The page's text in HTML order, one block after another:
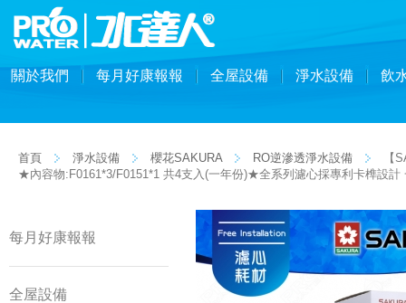
關於我們 每月好康報報 全屋設備 淨水設備 飲
首頁 淨水設備 櫻花SAKURA RO逆滲透淨水設備
【
★內容物:F0161*3/F0151*1 共4支入(一年份)★全系列濾心採專利卡榫設計
每月好康報報
全屋設備